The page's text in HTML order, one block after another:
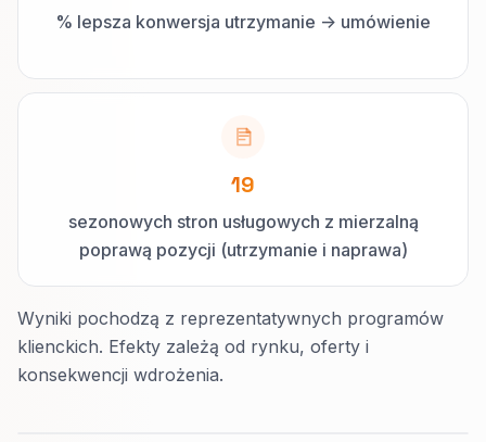
% lepsza konwersja utrzymanie -> umówienie
19
sezonowych stron usługowych z mierzalną
poprawą pozycji (utrzymanie i naprawa)
Wyniki pochodzą z reprezentatywnych programów
klienckich. Efekty zależą od rynku, oferty i
konsekwencji wdrożenia.